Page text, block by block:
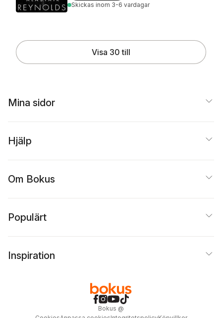
Skickas inom 3-6 vardagar
Visa 30 till
Mina sidor
Hjälp
Om Bokus
Populärt
Inspiration
Bokus @